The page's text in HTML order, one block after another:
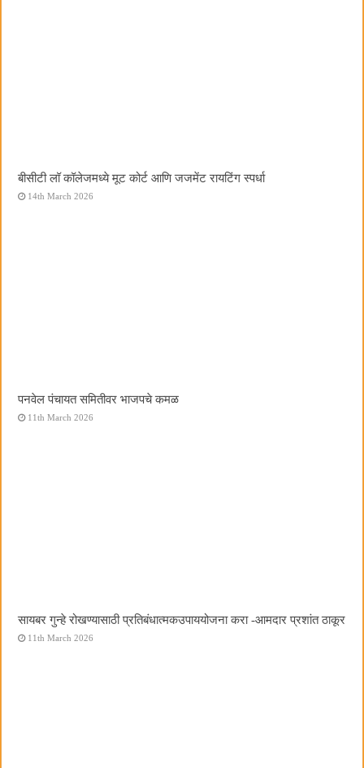
बीसीटी लॉ कॉलेजमध्ये मूट कोर्ट आणि जजमेंट रायटिंग स्पर्धा
14th March 2026
पनवेल पंचायत समितीवर भाजपचे कमळ
11th March 2026
सायबर गुन्हे रोखण्यासाठी प्रतिबंधात्मकउपाययोजना करा -आमदार प्रशांत ठाकूर
11th March 2026